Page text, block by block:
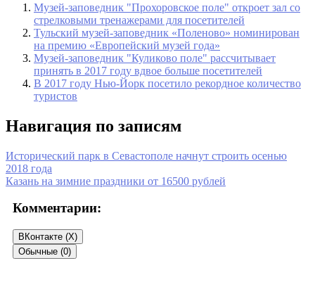
Музей-заповедник "Прохоровское поле" откроет зал со
стрелковыми тренажерами для посетителей
Тульский музей-заповедник «Поленово» номинирован
на премию «Европейский музей года»
Музей-заповедник "Куликово поле" рассчитывает
принять в 2017 году вдвое больше посетителей
В 2017 году Нью-Йорк посетило рекордное количество
туристов
Навигация по записям
Исторический парк в Севастополе начнут строить осенью
2018 года
Казань на зимние праздники от 16500 рублей
Комментарии:
ВКонтакте (X)
Обычные (0)